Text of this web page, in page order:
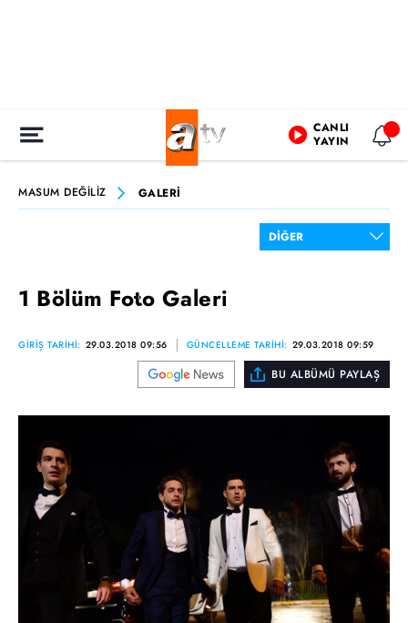
CANLI
YAYIN
MASUM DEĞİLİZ GALERİ
1 Bölüm Foto Galeri
GİRİŞ TARİHİ: 29.03.2018 09:56 GÜNCELLEME TARİHİ: 29.03.2018 09:59
BU ALBÜMÜ PAYLAŞ